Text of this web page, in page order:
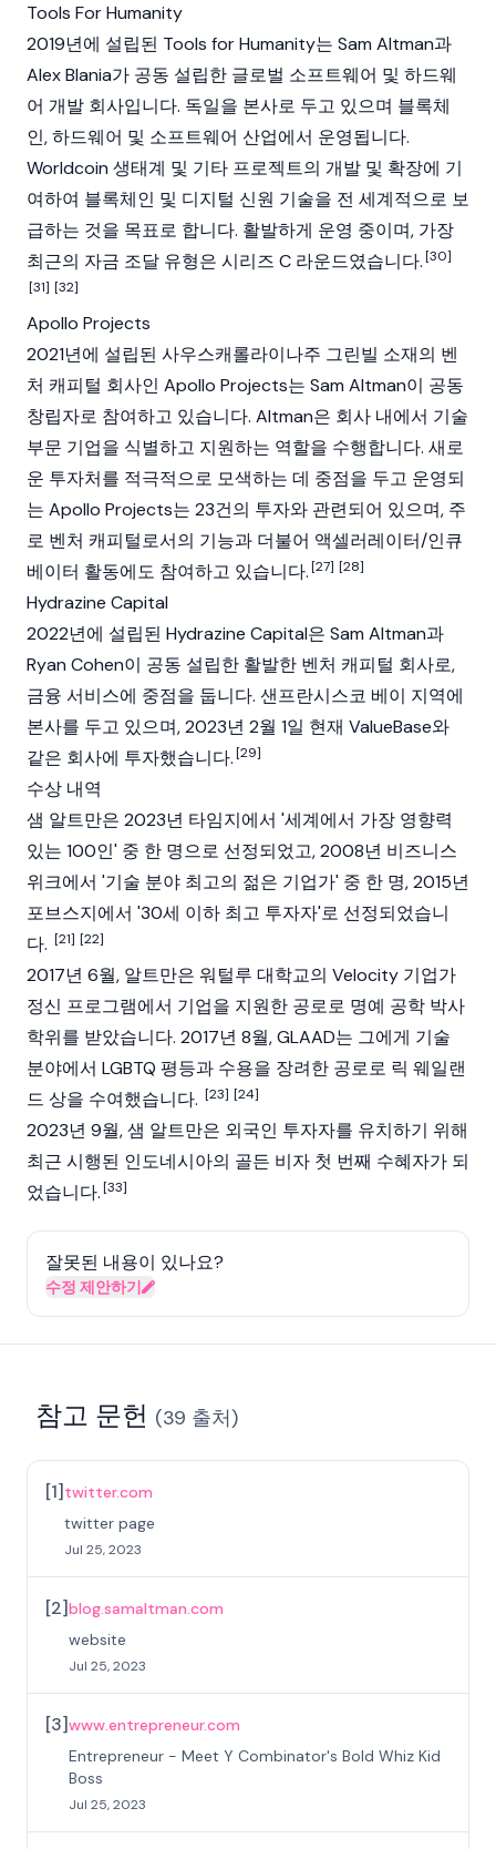
Tools For Humanity
2019년에 설립된 Tools for Humanity는 Sam Altman과
Alex Blania가 공동 설립한 글로벌 소프트웨어 및 하드웨
어 개발 회사입니다. 독일을 본사로 두고 있으며 블록체
인, 하드웨어 및 소프트웨어 산업에서 운영됩니다.
Worldcoin 생태계 및 기타 프로젝트의 개발 및 확장에 기
여하여 블록체인 및 디지털 신원 기술을 전 세계적으로 보
급하는 것을 목표로 합니다. 활발하게 운영 중이며, 가장
최근의 자금 조달 유형은 시리즈 C 라운드였습니다.[30]
[31] [32]
Apollo Projects
2021년에 설립된 사우스캐롤라이나주 그린빌 소재의 벤
처 캐피털 회사인 Apollo Projects는 Sam Altman이 공동
창립자로 참여하고 있습니다. Altman은 회사 내에서 기술
부문 기업을 식별하고 지원하는 역할을 수행합니다. 새로
운 투자처를 적극적으로 모색하는 데 중점을 두고 운영되
는 Apollo Projects는 23건의 투자와 관련되어 있으며, 주
로 벤처 캐피털로서의 기능과 더불어 액셀러레이터/인큐
베이터 활동에도 참여하고 있습니다.[27] [28]
Hydrazine Capital
2022년에 설립된 Hydrazine Capital은 Sam Altman과
Ryan Cohen이 공동 설립한 활발한 벤처 캐피털 회사로,
금융 서비스에 중점을 둡니다. 샌프란시스코 베이 지역에
본사를 두고 있으며, 2023년 2월 1일 현재 ValueBase와
같은 회사에 투자했습니다.[29]
수상 내역
샘 알트만은 2023년 타임지에서 '세계에서 가장 영향력
있는 100인' 중 한 명으로 선정되었고, 2008년 비즈니스
위크에서 '기술 분야 최고의 젊은 기업가' 중 한 명, 2015년
포브스지에서 '30세 이하 최고 투자자'로 선정되었습니
다. [21] [22]
2017년 6월, 알트만은 워털루 대학교의 Velocity 기업가
정신 프로그램에서 기업을 지원한 공로로 명예 공학 박사
학위를 받았습니다. 2017년 8월, GLAAD는 그에게 기술
분야에서 LGBTQ 평등과 수용을 장려한 공로로 릭 웨일랜
드 상을 수여했습니다. [23] [24]
2023년 9월, 샘 알트만은 외국인 투자자를 유치하기 위해
최근 시행된 인도네시아의 골든 비자 첫 번째 수혜자가 되
었습니다.[33]
잘못된 내용이 있나요?
수정 제안하기
참고 문헌 (39 출처)
[1] twitter.com
twitter page
Jul 25, 2023
[2]blog.samaltman.com
website
Jul 25, 2023
[3]www.entrepreneur.com
Entrepreneur - Meet Y Combinator's Bold Whiz Kid
Boss
Jul 25, 2023